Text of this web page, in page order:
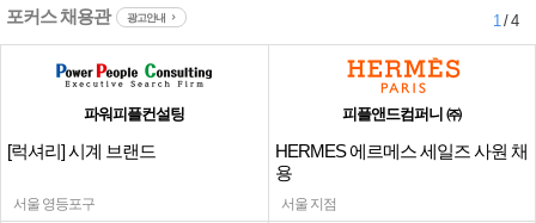
포커스 채용관 광고안내 1/ 4
파워피플컨설팅
[럭셔리] 시계 브랜드
서울 영등포구
피플앤드컴퍼니 ㈜
HERMES 에르메스 세일즈 사원 채
용
서울 지점